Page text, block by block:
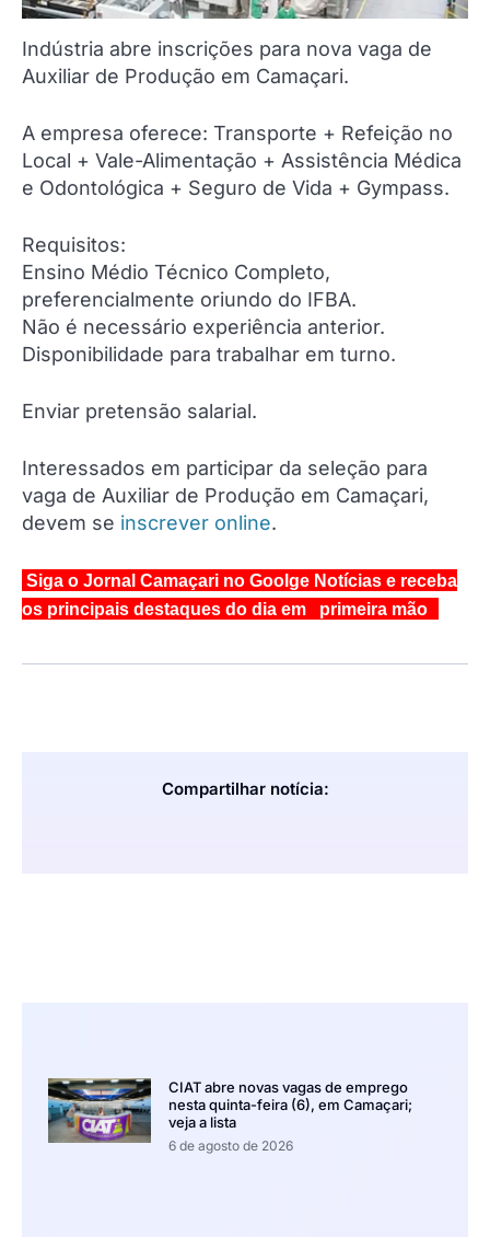
Indústria abre inscrições para nova vaga de
Auxiliar de Produção em Camaçari.
A empresa oferece: Transporte + Refeição no
Local + Vale-Alimentação + Assistência Médica
e Odontológica + Seguro de Vida + Gympass.
Requisitos:
Ensino Médio Técnico Completo,
preferencialmente oriundo do IFBA.
Não é necessário experiência anterior.
Disponibilidade para trabalhar em turno.
Enviar pretensão salarial.
Interessados em participar da seleção para
vaga de Auxiliar de Produção em Camaçari,
devem se inscrever online.
Siga o Jornal Camaçari no Goolge Notícias e receba
os principais destaques do dia em primeira mão
Compartilhar notícia:
CIAT abre novas vagas de emprego
nesta quinta-feira (6), em Camaçari;
veja a lista
6 de agosto de 2026